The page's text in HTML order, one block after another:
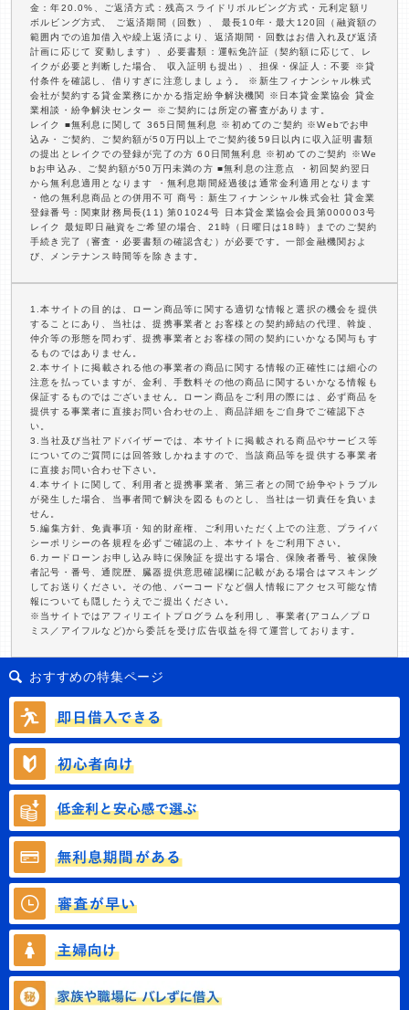
金：年20.0%、ご返済方式：残高スライドリボルビング方式・元利定額リ
ボルビング方式、 ご返済期間（回数）、 最長10年・最大120回（融資額の
範囲内での追加借入や繰上返済により、返済期間・回数はお借入れ及び返済
計画に応じて 変動します）、必要書類：運転免許証（契約額に応じて、レ
イクが必要と判断した場合、 収入証明も提出）、担保・保証人：不要 ※貸
付条件を確認し、借りすぎに注意しましょう。 ※新生フィナンシャル株式
会社が契約する貸金業務にかかる指定紛争解決機関 ※日本貸金業協会 貸金
業相談・紛争解決センター ※ご契約には所定の審査があります。
レイク ■無利息に関して 365日間無利息 ※初めてのご契約 ※Webでお申
込み・ご契約、ご契約額が50万円以上でご契約後59日以内に収入証明書類
の提出とレイクでの登録が完了の方 60日間無利息 ※初めてのご契約 ※We
bお申込み、ご契約額が50万円未満の方 ■無利息の注意点 ・初回契約翌日
から無利息適用となります ・無利息期間経過後は通常金利適用となります
・他の無利息商品との併用不可 商号：新生フィナンシャル株式会社 貸金業
登録番号：関東財務局長(11) 第01024号 日本貸金業協会会員第000003号
レイク 最短即日融資をご希望の場合、21時（日曜日は18時）までのご契約
手続き完了（審査・必要書類の確認含む）が必要です。一部金融機関およ
び、メンテナンス時間等を除きます。
1.本サイトの目的は、ローン商品等に関する適切な情報と選択の機会を提供
することにあり、当社は、提携事業者とお客様との契約締結の代理、斡旋、
仲介等の形態を問わず、提携事業者とお客様の間の契約にいかなる関与もす
るものではありません。
2.本サイトに掲載される他の事業者の商品に関する情報の正確性には細心の
注意を払っていますが、金利、手数料その他の商品に関するいかなる情報も
保証するものではございません。ローン商品をご利用の際には、必ず商品を
提供する事業者に直接お問い合わせの上、商品詳細をご自身でご確認下さ
い。
3.当社及び当社アドバイザーでは、本サイトに掲載される商品やサービス等
についてのご質問には回答致しかねますので、当該商品等を提供する事業者
に直接お問い合わせ下さい。
4.本サイトに関して、利用者と提携事業者、第三者との間で紛争やトラブル
が発生した場合、当事者間で解決を図るものとし、当社は一切責任を負いま
せん。
5.編集方針、免責事項・知的財産権、ご利用いただく上での注意、プライバ
シーポリシーの各規程を必ずご確認の上、本サイトをご利用下さい。
6.カードローンお申し込み時に保険証を提出する場合、保険者番号、被保険
者記号・番号、通院歴、臓器提供意思確認欄に記載がある場合はマスキング
してお送りください。その他、バーコードなど個人情報にアクセス可能な情
報についても隠したうえでご提出ください。
※当サイトではアフィリエイトプログラムを利用し、事業者(アコム／プロ
ミス／アイフルなど)から委託を受け広告収益を得て運営しております。
おすすめの特集ページ